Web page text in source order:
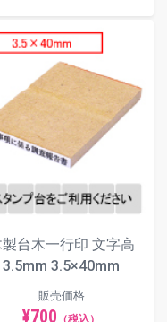
7×50
台木一行印 文字高
3.5mm 3.5×40mm
販売価格
¥700 （税込）